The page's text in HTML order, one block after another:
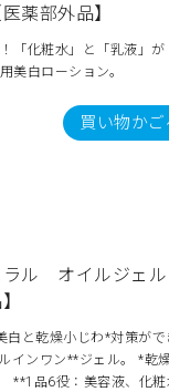
薬部外品】
「化粧水」と「乳液」が
美白ローション。
買い物かご
ル オイルジェ
白と乾燥小じわ*対策が
インワン**ジェル。 *乾
**1品6役：美容液、化粧